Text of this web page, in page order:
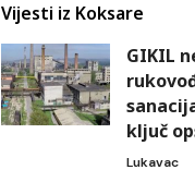
Vijesti iz Koksare
GIKIL
ključ
Lukavac